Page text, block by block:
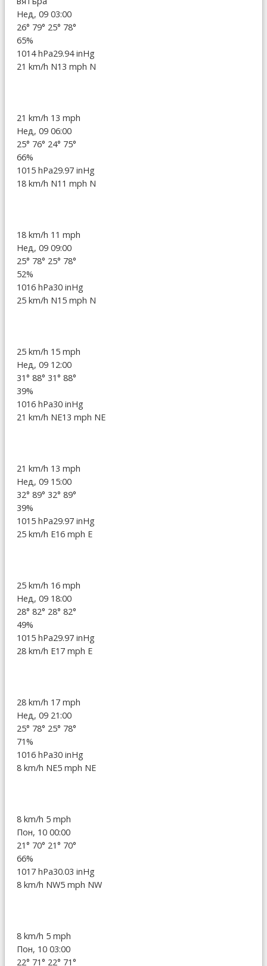
Нед, 09 03:00
26° 79° 25° 78°
65%
1014 hPa29.94 inHg
21 km/h N13 mph N
21 km/h 13 mph
Нед, 09 06:00
25° 76° 24° 75°
66%
1015 hPa29.97 inHg
18 km/h N11 mph N
18 km/h 11 mph
Нед, 09 09:00
25° 78° 25° 78°
52%
1016 hPa30 inHg
25 km/h N15 mph N
25 km/h 15 mph
Нед, 09 12:00
31° 88° 31° 88°
39%
1016 hPa30 inHg
21 km/h NE13 mph NE
21 km/h 13 mph
Нед, 09 15:00
32° 89° 32° 89°
39%
1015 hPa29.97 inHg
25 km/h E16 mph E
25 km/h 16 mph
Нед, 09 18:00
28° 82° 28° 82°
49%
1015 hPa29.97 inHg
28 km/h E17 mph E
28 km/h 17 mph
Нед, 09 21:00
25° 78° 25° 78°
71%
1016 hPa30 inHg
8 km/h NE5 mph NE
8 km/h 5 mph
Пон, 10 00:00
21° 70° 21° 70°
66%
1017 hPa30.03 inHg
8 km/h NW5 mph NW
8 km/h 5 mph
Пон, 10 03:00
22° 71° 22° 71°